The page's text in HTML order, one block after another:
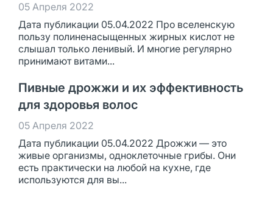
05 Апреля 2022
Дата публикации 05.04.2022 Про вселенскую
пользу полиненасыщенных жирных кислот не
слышал только ленивый. И многие регулярно
принимают витами...
Пивные дрожжи и их эффективность
для здоровья волос
05 Апреля 2022
Дата публикации 05.04.2022 Дрожжи — это
живые организмы, одноклеточные грибы. Они
есть практически на любой на кухне, где
используются для вы...